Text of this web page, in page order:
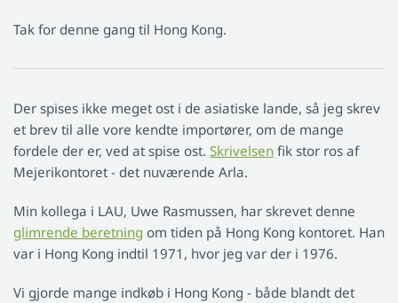
Tak for denne gang til Hong Kong.
Der spises ikke meget ost i de asiatiske lande, så jeg skrev
et brev til alle vore kendte importører, om de mange
fordele der er, ved at spise ost. Skrivelsen fik stor ros af
Mejerikontoret - det nuværende Arla.
Min kollega i LAU, Uwe Rasmussen, har skrevet denne
glimrende beretning om tiden på Hong Kong kontoret. Han
var i Hong Kong indtil 1971, hvor jeg var der i 1976.
Vi gjorde mange indkøb i Hong Kong - både blandt det